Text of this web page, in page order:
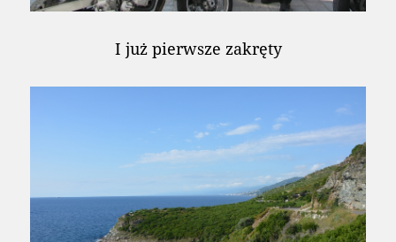
I już pierwsze zakręty